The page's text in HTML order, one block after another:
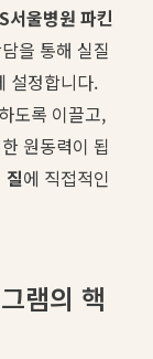
S서울병원 파킨
을 통해 실질
설정합니다.
도록 이끌고,
원동력이 됩
질에 직접적인
램의 핵